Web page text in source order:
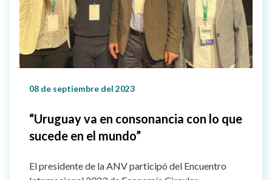
08 de septiembre del 2023
“Uruguay va en consonancia con lo que
sucede en el mundo”
El presidente de la ANV participó del Encuentro